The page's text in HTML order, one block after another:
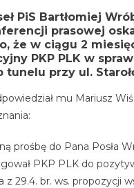
PiS Bartłomiej
prasowej
że w ciągu 2
PKP PLK w
tunelu przy ul.
mu Mariusz
prośbę do Pana Posła
PKP PLK do
z 29.4. br. ws. propozycji